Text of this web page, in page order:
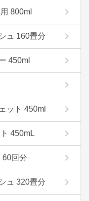
800ml
ュ 160畳分
450ml
ット 450ml
450mL
60回分
ュ 320畳分